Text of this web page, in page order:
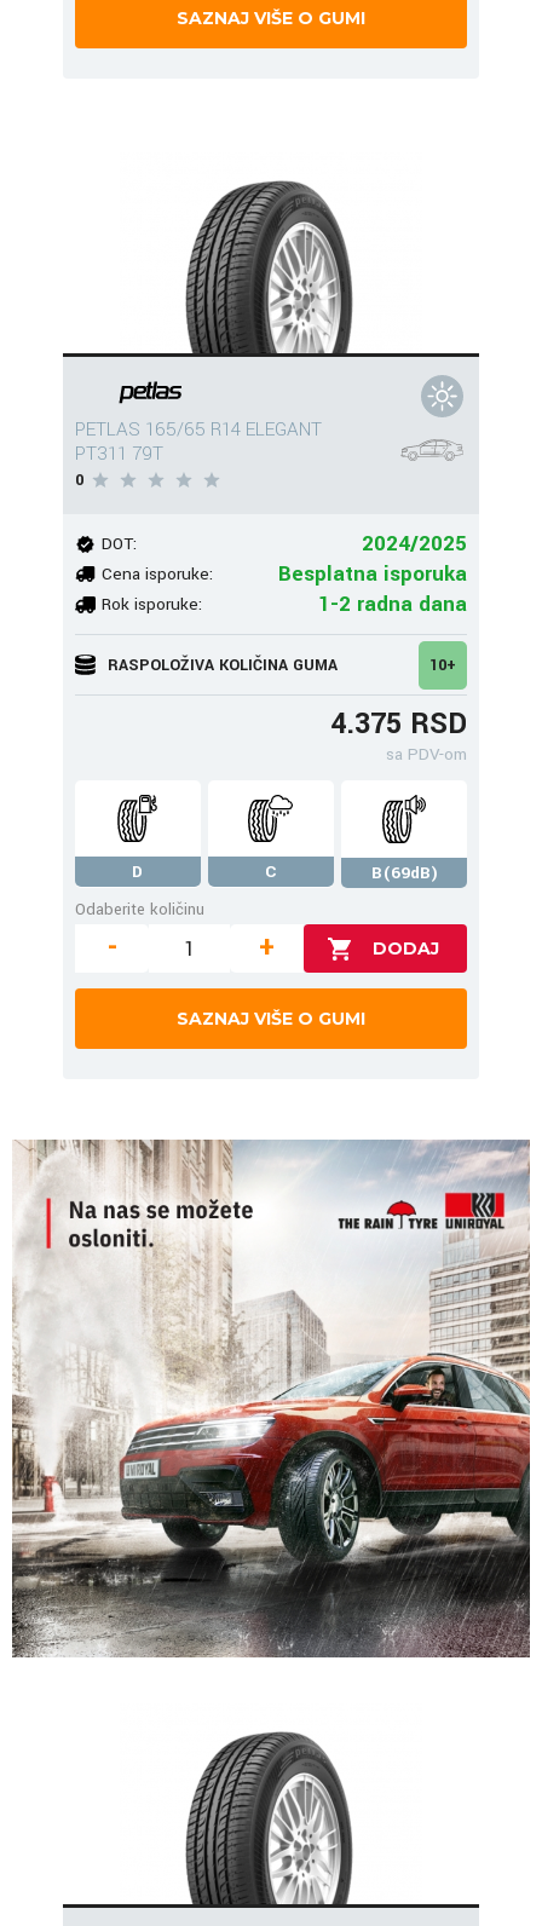
SAZNAJ VIŠE O GUMI
PETLAS 165/65 R14 ELEGANT
PT311 79T
0
DOT: 2024/2025
Cena isporuke: Besplatna isporuka
Rok isporuke: 1-2 radna dana
RASPOLOŽIVA KOLIČINA GUMA 10+
4.375 RSD
sa PDV-om
D C
B(69dB)
Odaberite količinu
- +
SAZNAJ VIŠE O GUMI